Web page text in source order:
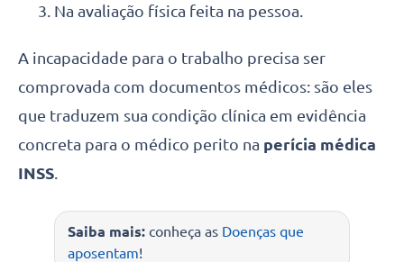
Na avaliação física feita na pessoa.
A incapacidade para o trabalho precisa ser
comprovada com documentos médicos: são eles
que traduzem sua condição clínica em evidência
concreta para o médico perito na perícia médica
INSS
Saiba mais: conheça as Doenças que
aposentam!